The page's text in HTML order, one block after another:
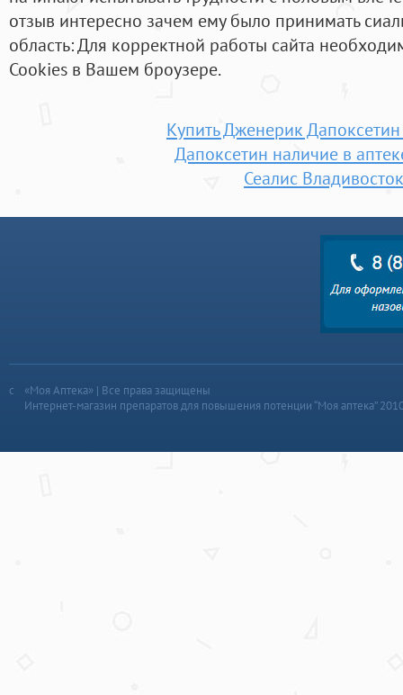
отзыв интересно зачем ему было принимать
область: Для корректной работы сайта
Cookies в Вашем броузере.
Купить Дженерик
Дапоксетин наличие в
Сеалис Владивосток
«Моя Аптека» | Все права защищены
Интернет-магазин препаратов для повышения потенции “Моя аптека”